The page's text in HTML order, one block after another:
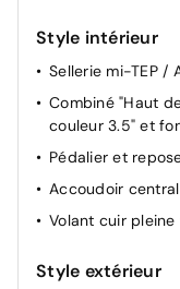
Prise 12v
Start & Stop
Essuie-vitre
en marche arrière
Eclairage du
Réglage lombaire
Lève-vitres
Miroirs de
Style intérieur
Sellerie mi-TEP /
Combiné "Haut
couleur 3.5" et
Pédalier et
Accoudoir
Volant cuir
Style extérieur